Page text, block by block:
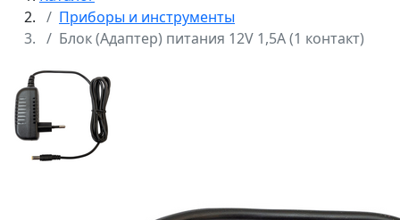
Приборы и инструменты
Блок (Адаптер) питания 12V 1,5A (1 контакт)